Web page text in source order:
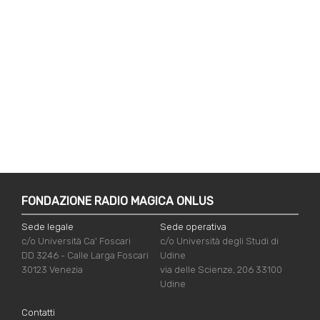
FONDAZIONE RADIO MAGICA ONLUS
Sede legale
c/o Università Ca' Foscari
DD 3246 - Calle Larga Foscari
30123 Venezia
Sede operativa
c/o Università degli Studi di
Udine
via delle Scienze, 206 33100
Udine
Contatti